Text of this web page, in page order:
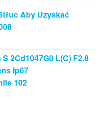
Aby Uzyskać
2Cd1047G0 L(C) F2.8
Ip67
102